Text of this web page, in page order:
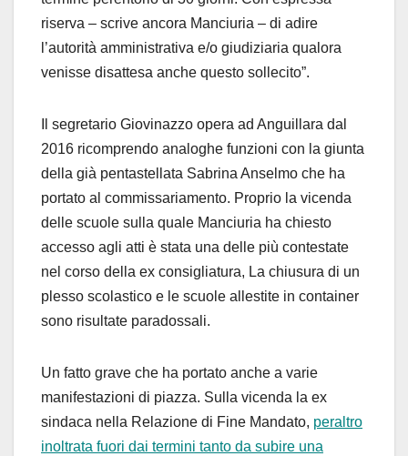
riserva – scrive ancora Manciuria – di adire
l’autorità amministrativa e/o giudiziaria qualora
venisse disattesa anche questo sollecito”.
Il segretario Giovinazzo opera ad Anguillara dal
2016 ricomprendo analoghe funzioni con la giunta
della già pentastellata Sabrina Anselmo che ha
portato al commissariamento. Proprio la vicenda
delle scuole sulla quale Manciuria ha chiesto
accesso agli atti è stata una delle più contestate
nel corso della ex consigliatura, La chiusura di un
plesso scolastico e le scuole allestite in container
sono risultate paradossali.
Un fatto grave che ha portato anche a varie
manifestazioni di piazza. Sulla vicenda la ex
sindaca nella Relazione di Fine Mandato, peraltro
inoltrata fuori dai termini tanto da subire una